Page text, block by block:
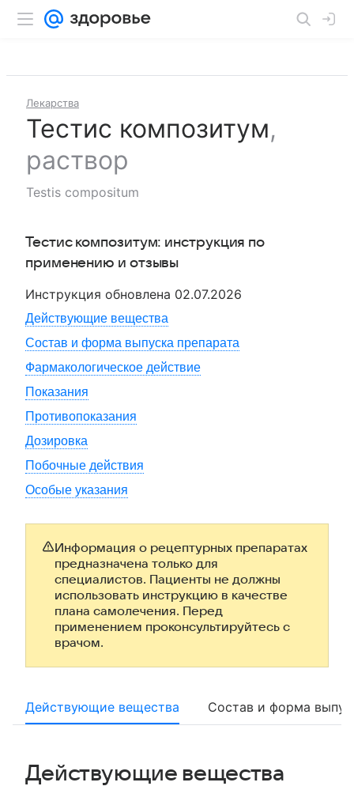
Лекарства
Тестис композитум,
раствор
Testis compositum
Тестис композитум: инструкция по
применению и отзывы
Инструкция обновлена 02.07.2026
Действующие вещества
Состав и форма выпуска препарата
Фармакологическое действие
Показания
Противопоказания
Дозировка
Побочные действия
Особые указания
Информация о рецептурных препаратах
предназначена только для
специалистов. Пациенты не должны
использовать инструкцию в качестве
плана самолечения. Перед
применением проконсультируйтесь с
врачом.
Действующие вещества Состав и форма
Действующие вещества